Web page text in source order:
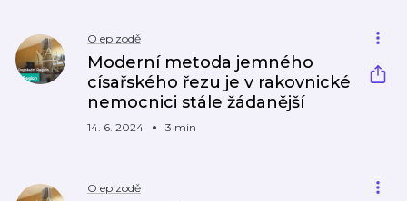
O epizodě
Moderní metoda jemného
císařského řezu je v rakovnické
nemocnici stále žádanější
14. 6. 2024 3 min
O epizodě